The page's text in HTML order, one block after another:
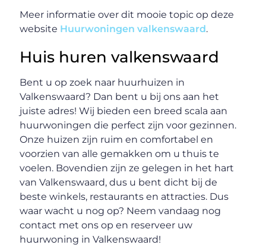
Meer informatie over dit mooie topic op deze
website Huurwoningen valkenswaard .
Huis huren valkenswaard
Bent u op zoek naar huurhuizen in
Valkenswaard? Dan bent u bij ons aan het
juiste adres! Wij bieden een breed scala aan
huurwoningen die perfect zijn voor gezinnen.
Onze huizen zijn ruim en comfortabel en
voorzien van alle gemakken om u thuis te
voelen. Bovendien zijn ze gelegen in het hart
van Valkenswaard, dus u bent dicht bij de
beste winkels, restaurants en attracties. Dus
waar wacht u nog op? Neem vandaag nog
contact met ons op en reserveer uw
huurwoning in Valkenswaard!